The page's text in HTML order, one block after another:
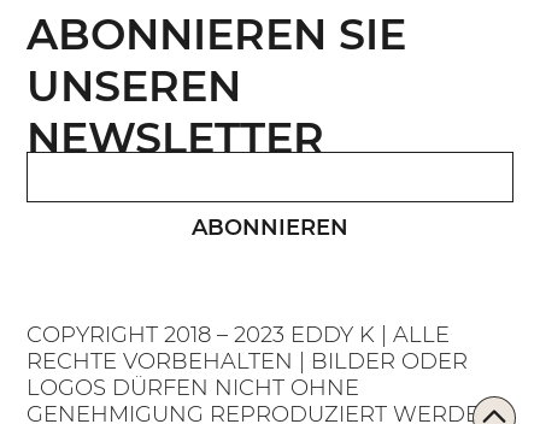
COPYRIGHT 2018 – 2023 EDDY K | ALLE
RECHTE VORBEHALTEN | BILDER ODER
LOGOS DÜRFEN NICHT OHNE
GENEHMIGUNG REPRODUZIERT WERDEN.
ABONNIEREN
ABONNIEREN SIE
UNSEREN
NEWSLETTER